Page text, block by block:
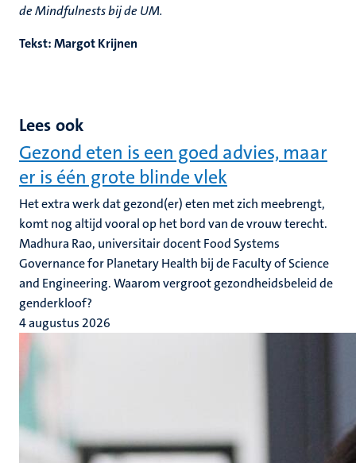
de Mindfulnests bij de UM.
Tekst: Margot Krijnen
Lees ook
Gezond eten is een goed advies, maar
er is één grote blinde vlek
Het extra werk dat gezond(er) eten met zich meebrengt,
komt nog altijd vooral op het bord van de vrouw terecht.
Madhura Rao, universitair docent Food Systems
Governance for Planetary Health bij de Faculty of Science
and Engineering. Waarom vergroot gezondheidsbeleid de
genderkloof?
4 augustus 2026